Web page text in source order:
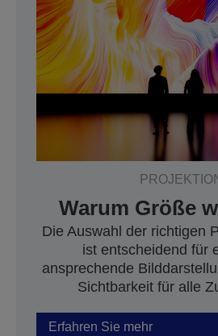
Warum Größe
Die Auswahl der richtigen
ist entscheidend für
ansprechende
Sichtbarkeit für alle
Erfahren Sie mehr